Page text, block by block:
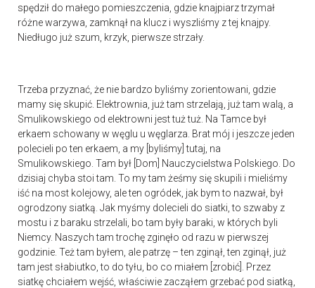
spędził do małego pomieszczenia, gdzie knajpiarz trzymał
różne warzywa, zamknął na klucz i wyszliśmy z tej knajpy.
Niedługo już szum, krzyk, pierwsze strzały.
Trzeba przyznać, że nie bardzo byliśmy zorientowani, gdzie
mamy się skupić. Elektrownia, już tam strzelają, już tam walą, a
Smulikowskiego od elektrowni jest tuż tuż. Na Tamce był
erkaem schowany w węglu u węglarza. Brat mój i jeszcze jeden
polecieli po ten erkaem, a my [byliśmy] tutaj, na
Smulikowskiego. Tam był [Dom] Nauczycielstwa Polskiego. Do
dzisiaj chyba stoi tam. To my tam żeśmy się skupili i mieliśmy
iść na most kolejowy, ale ten ogródek, jak bym to nazwał, był
ogrodzony siatką. Jak myśmy dolecieli do siatki, to szwaby z
mostu i z baraku strzelali, bo tam były baraki, w których byli
Niemcy. Naszych tam trochę zginęło od razu w pierwszej
godzinie. Też tam byłem, ale patrzę – ten zginął, ten zginął, już
tam jest słabiutko, to do tyłu, bo co miałem [zrobić]. Przez
siatkę chciałem wejść, właściwie zacząłem grzebać pod siatką,